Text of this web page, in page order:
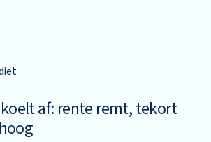
af: rente remt, tekort